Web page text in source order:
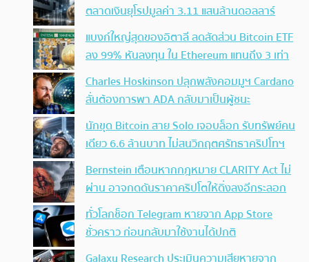
ตลาดเงินยุโรปมูลค่า 3.11 แสนล้านดอลลาร์
แบงก์ใหญ่สุดของอิตาลี ลดสัดส่วน Bitcoin ETF
ลง 99% หันลงทุน ใน Ethereum แทนถึง 3 เท่า
Charles Hoskinson ปลุกพลังคอมมูฯ Cardano
ลั่นต้องการพา ADA กลับมาเป็นผู้ชนะ
นักขุด Bitcoin สาย Solo เจอบล็อก รับทรัพย์คน
เดียว 6.6 ล้านบาท ไม่สนวิกฤตศรัทธาคริปโทฯ
Bernstein เตือนหากกฎหมาย CLARITY Act ไม่
ผ่าน อาจกดดันราคาคริปโตให้ดิ่งลงอีกระลอก
ทั่วโลกช็อก Telegram หายจาก App Store
ชั่วคราว ก่อนกลับมาใช้งานได้ปกติ